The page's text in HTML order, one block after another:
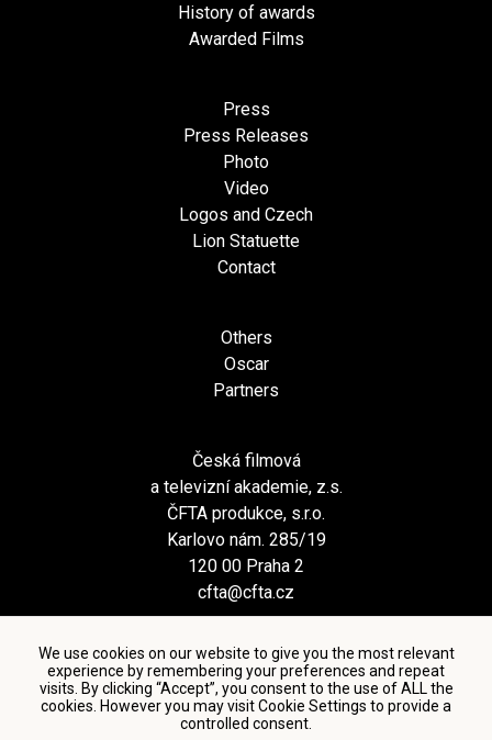
We use cookies on our website to give you the most relevant
experience by remembering your preferences and repeat
visits. By clicking “Accept”, you consent to the use of ALL the
cookies. However you may visit Cookie Settings to provide a
controlled consent.
History of awards
Awarded Films
Press
Press Releases
Photo
Video
Logos and Czech
Lion Statuette
Contact
Others
Oscar
Partners
Česká filmová
a televizní akademie, z.s.
ČFTA produkce, s.r.o.
Karlovo nám. 285/19
120 00 Praha 2
cfta@cfta.cz
Terms and conditions of using personal data and privacy